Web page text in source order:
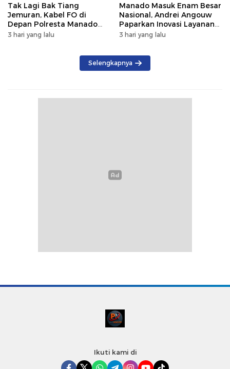
Tak Lagi Bak Tiang
Jemuran, Kabel FO di
Depan Polresta Manado
Ditata
3 hari yang lalu
Manado Masuk Enam Besar
Nasional, Andrei Angouw
Paparkan Inovasi Layanan
Investasi di Hadapan Tim
3 hari yang lalu
Selengkapnya
Ikuti kami di